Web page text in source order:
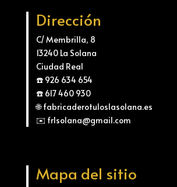
Dirección
C/ Membrilla, 8
13240 La Solana
Ciudad Real
☎️ 926 634 654
☎️ 617 460 930
🌐 fabricaderotuloslasolana.es
✉️ frlsolana@gmail.com
Mapa del sitio